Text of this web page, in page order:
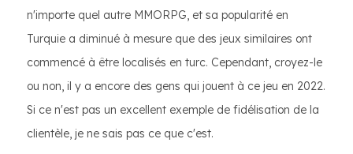
n'importe quel autre MMORPG, et sa popularité en
Turquie a diminué à mesure que des jeux similaires ont
commencé à être localisés en turc. Cependant, croyez-le
ou non, il y a encore des gens qui jouent à ce jeu en 2022.
Si ce n'est pas un excellent exemple de fidélisation de la
clientèle, je ne sais pas ce que c'est.